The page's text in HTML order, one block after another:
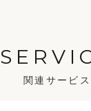
関連サービス